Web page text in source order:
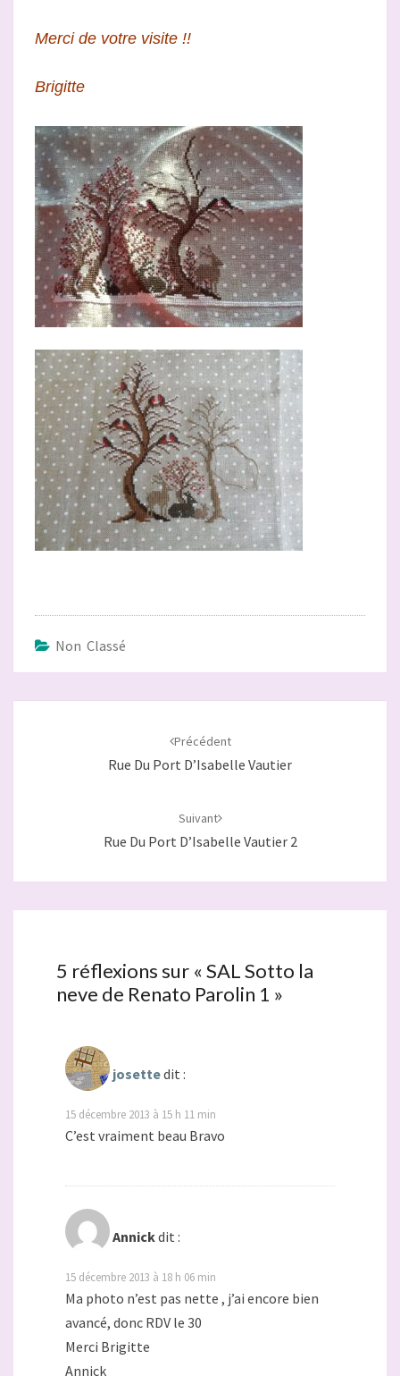
Merci de votre visite !!
Brigitte
Non Classé
Précédent
Rue Du Port D’Isabelle Vautier
Suivant
Rue Du Port D’Isabelle Vautier 2
5 réflexions sur « SAL Sotto la
neve de Renato Parolin 1 »
josettedit :
15 décembre 2013 à 15 h 11 min
C’est vraiment beau Bravo
Annickdit :
15 décembre 2013 à 18 h 06 min
Ma photo n’est pas nette , j’ai encore bien
avancé, donc RDV le 30
Merci Brigitte
Annick